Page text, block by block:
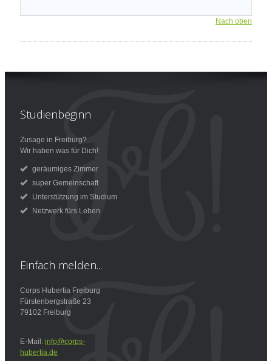
Nach oben
Studienbeginn
Zusage in Freiburg?
Wir haben was für Dich!
geräumiges Zimmer
super Gemeinschaft
Unterstützung im Studium
Netzwerk fürs Leben
Einfach melden...
Corps Hubertia Freiburg
Fürstenbergstraße 23
79102 Freiburg
E-Mail: info@corps-
hubertia.de